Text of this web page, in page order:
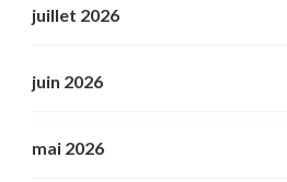
juillet 2026
juin 2026
mai 2026